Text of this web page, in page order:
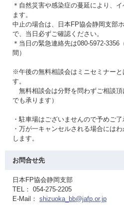
＊自然災害や感染症の蔓延により、
ます。
中止の場合は、日本FP協会静岡支部
で、当日必ずご確認ください。
＊当日の緊急連絡先は080-5972-
間）
※午後の無料相談会はミニセミナー
す。
無料相談会は分野を問わずご相談
でも承ります）
・駐車場はございませんので予めご了
・万が一キャンセルされる場合には
します。
お問合せ先
日本FP協会静岡支部
TEL： 054-275-2205
E-Mail： shizuoka_bb@jafp.or.jp